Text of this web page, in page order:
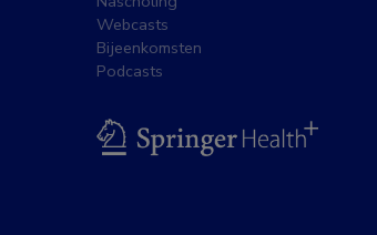
Webcasts
Bijeenkomsten
Podcasts
BSL